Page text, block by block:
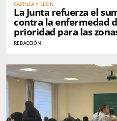
CASTILLA Y LEÓN
La Junta refuerza el
contra la enfermedad
prioridad para las
REDACCIÓN